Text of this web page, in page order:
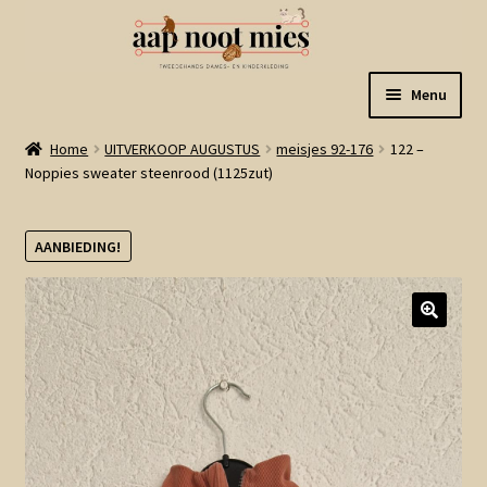
naar
navigatie
de
inhoud
Menu
Welkom
Winkel
Mijn account
Winkelmand
Linkjes
Home UITVERKOOP AUGUSTUS meisjes 92-176
122 –
Noppies sweater steenrood (1125zut)
AANBIEDING!